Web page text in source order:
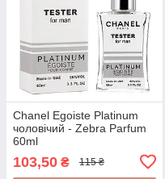
Chanel Egoiste Platinum
чоловічий - Zebra Parfum
60ml
103,50 ₴ 115 ₴